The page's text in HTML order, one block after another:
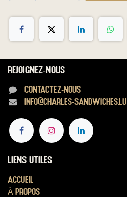
Rejoignez-nous
Contactez-nous
info@charles-sandwiches.lu
Liens utiles
Accueil
À propos